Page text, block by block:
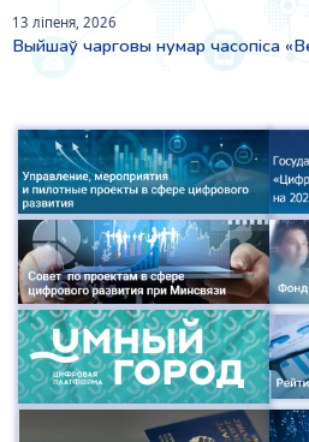
13 ліпеня, 2026
Выйшаў чарговы нумар часопіса